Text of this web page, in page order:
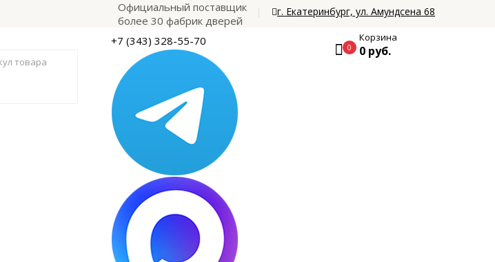
Официальный поставщик
более 30 фабрик дверей
г. Екатеринбург, ул. Амундсена 68
+7 (343) 328-55-70 0
Корзина
0 руб.